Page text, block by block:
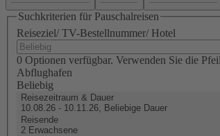
Suchkriterien für Pauschalreisen
Reiseziel/ TV-Bestellnummer/ Hotel
0 Optionen verfügbar. Verwenden Sie die
Abflughafen
Beliebig
Reisezeitraum & Dauer
10.08.26 - 10.11.26, Beliebige Dauer
Reisende
2 Erwachsene